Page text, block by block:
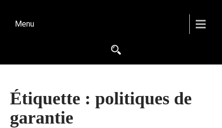
Menu
Étiquette : politiques de
garantie